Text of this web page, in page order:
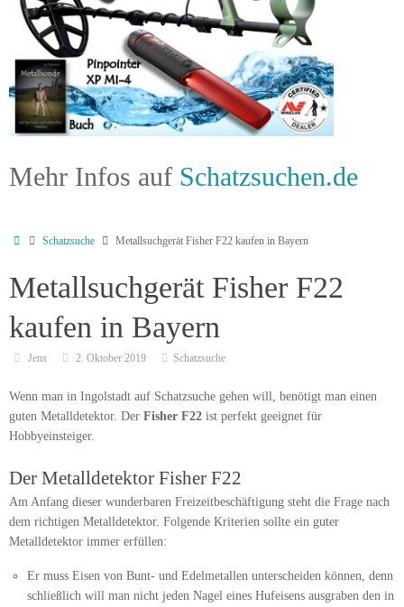
Mehr Infos auf Schatzsuchen.de
Schatzsuche Metallsuchgerät Fisher F22 kaufen in Bayern
Metallsuchgerät Fisher F22
kaufen in Bayern
Jens 2. Oktober 2019 Schatzsuche
Wenn man in Ingolstadt auf Schatzsuche gehen will, benötigt man einen
guten Metalldetektor. Der Fisher F22 ist perfekt geeignet für
Hobbyeinsteiger.
Der Metalldetektor Fisher F22
Am Anfang dieser wunderbaren Freizeitbeschäftigung steht die Frage nach
dem richtigen Metalldetektor. Folgende Kriterien sollte ein guter
Metalldetektor immer erfüllen:
Er muss Eisen von Bunt- und Edelmetallen unterscheiden können, denn
schließlich will man nicht jeden Nagel eines Hufeisens ausgraben den in